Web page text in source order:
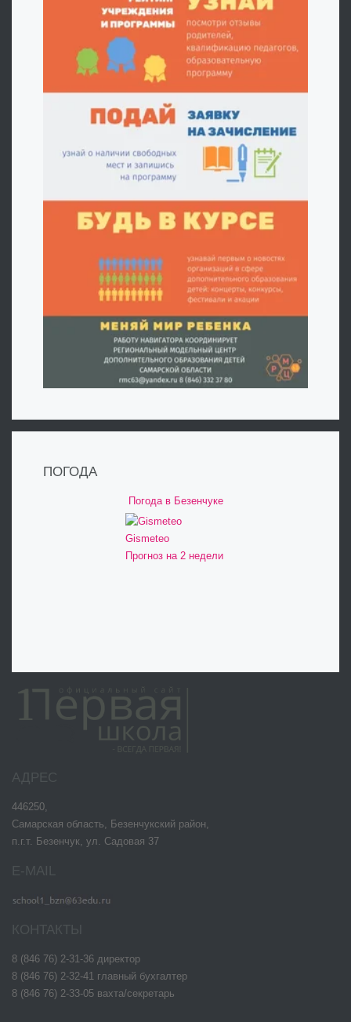
ПОГОДА
Погода в Безенчуке
Gismeteo
Прогноз на 2 недели
АДРЕС
446250,
Самарская область, Безенчукский район,
п.г.т. Безенчук, ул. Садовая 37
E-MAIL
КОНТАКТЫ
8 (846 76) 2-31-36 директор
8 (846 76) 2-32-41 главный бухгалтер
8 (846 76) 2-33-05 вахта/секретарь